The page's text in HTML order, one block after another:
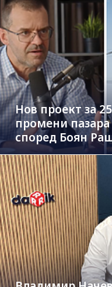
Нов проект за
промени
според Боян